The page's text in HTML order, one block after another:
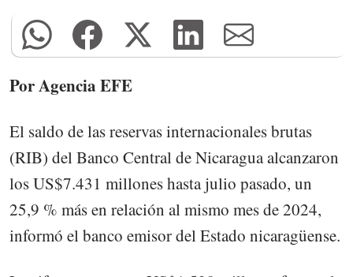
Por Agencia EFE
El saldo de las reservas internacionales brutas
(RIB) del Banco Central de Nicaragua alcanzaron
los US$7.431 millones hasta julio pasado, un
25,9 % más en relación al mismo mes de 2024,
informó el banco emisor del Estado nicaragüense.